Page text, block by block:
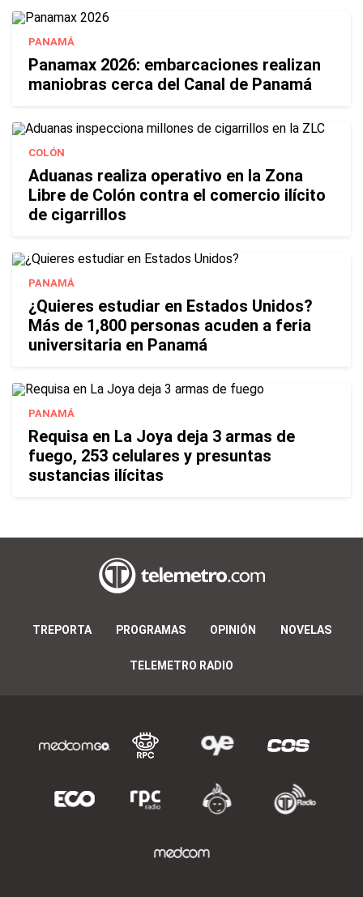
PANAMÁ
Panamax 2026: embarcaciones realizan
maniobras cerca del Canal de Panamá
COLÓN
Aduanas realiza operativo en la Zona
Libre de Colón contra el comercio ilícito
de cigarrillos
PANAMÁ
¿Quieres estudiar en Estados Unidos?
Más de 1,800 personas acuden a feria
universitaria en Panamá
PANAMÁ
Requisa en La Joya deja 3 armas de
fuego, 253 celulares y presuntas
sustancias ilícitas
TREPORTA PROGRAMAS OPINIÓN NOVELAS
TELEMETRO RADIO